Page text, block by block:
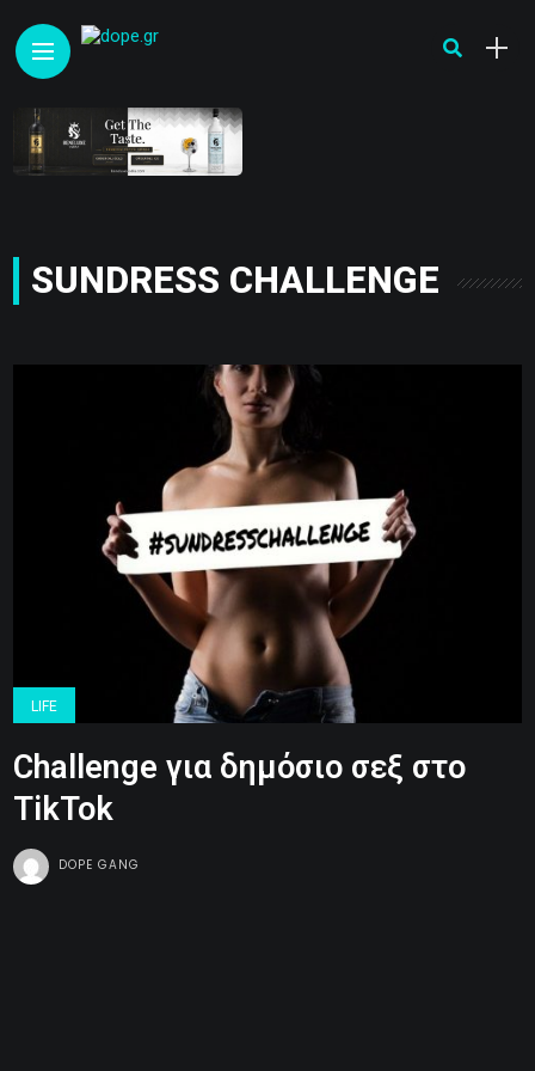
SUNDRESS CHALLENGE
LIFE
Challenge για δημόσιο σεξ στο
TikTok
DOPE GANG